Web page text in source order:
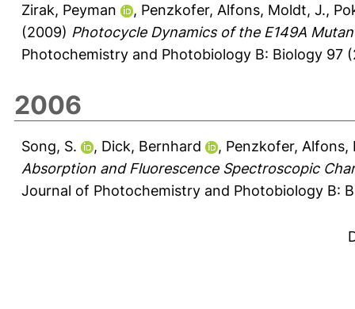
Zirak, Peyman , Penzkofer, Alfons, Moldt, J.,
(2009) Photocycle Dynamics of the E149A
Photochemistry and Photobiology B: Biology 97
2006
Song, S. , Dick, Bernhard , Penzkofer, Alfons,
Absorption and Fluorescence Spectroscopic
Journal of Photochemistry and Photobiology B: